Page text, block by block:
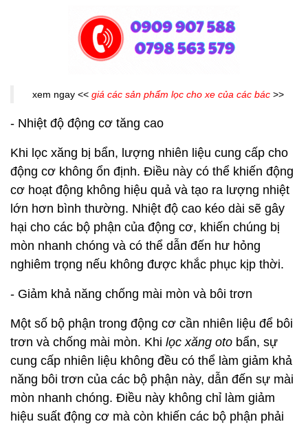
xem ngay << giá các sản phẩm lọc cho xe của các bác>>
- Nhiệt độ động cơ tăng cao
Khi lọc xăng bị bẩn, lượng nhiên liệu cung cấp cho
động cơ không ổn định. Điều này có thể khiến động
cơ hoạt động không hiệu quả và tạo ra lượng nhiệt
lớn hơn bình thường. Nhiệt độ cao kéo dài sẽ gây
hại cho các bộ phận của động cơ, khiến chúng bị
mòn nhanh chóng và có thể dẫn đến hư hỏng
nghiêm trọng nếu không được khắc phục kịp thời.
- Giảm khả năng chống mài mòn và bôi trơn
Một số bộ phận trong động cơ cần nhiên liệu để bôi
trơn và chống mài mòn. Khi lọc xăng oto bẩn, sự
cung cấp nhiên liệu không đều có thể làm giảm khả
năng bôi trơn của các bộ phận này, dẫn đến sự mài
mòn nhanh chóng. Điều này không chỉ làm giảm
hiệu suất động cơ mà còn khiến các bộ phận phải